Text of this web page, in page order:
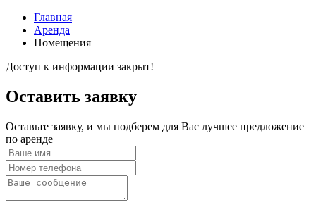
Главная
Аренда
Помещения
Доступ к информации закрыт!
Оставить заявку
Оставьте заявку, и мы подберем для Вас лучшее предложение
по аренде